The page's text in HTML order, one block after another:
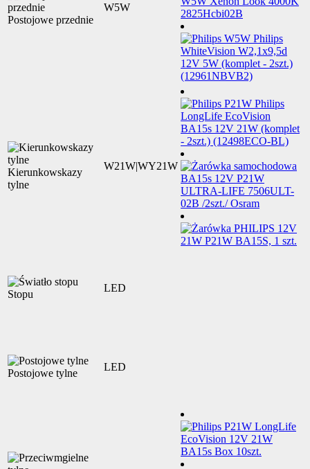
Postojowe przednie
W5W
Kierunkowskazy
tylne
W21W|WY21W
Stopu
LED
Postojowe tylne
LED